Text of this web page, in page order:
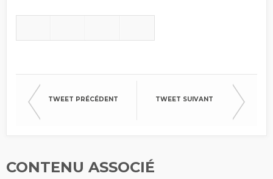
TWEET PRÉCÉDENT TWEET SUIVANT
CONTENU ASSOCIÉ